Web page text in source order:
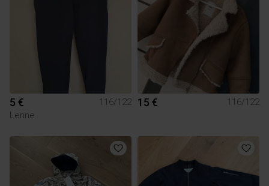
5 €
116/122
Lenne
15 € 116/122